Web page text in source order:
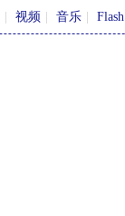
视频 音乐 Flash